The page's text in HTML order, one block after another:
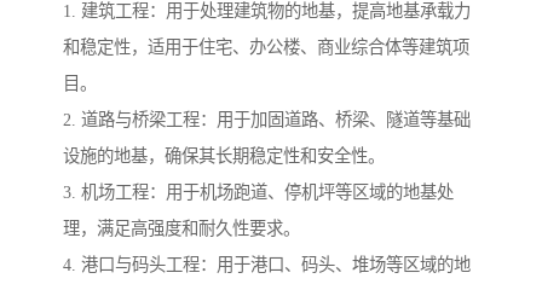
1. 建筑工程：用于处理建筑物的地基，提高地基承载力
和稳定性，适用于住宅、办公楼、商业综合体等建筑项
目。
2. 道路与桥梁工程：用于加固道路、桥梁、隧道等基础
设施的地基，确保其长期稳定性和安全性。
3. 机场工程：用于机场跑道、停机坪等区域的地基处
理，满足高强度和耐久性要求。
4. 港口与码头工程：用于港口、码头、堆场等区域的地